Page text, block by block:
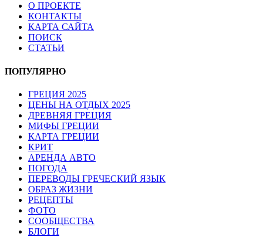
О ПРОЕКТЕ
КОНТАКТЫ
КАРТА САЙТА
ПОИСК
СТАТЬИ
ПОПУЛЯРНО
ГРЕЦИЯ 2025
ЦЕНЫ НА ОТДЫХ 2025
ДРЕВНЯЯ ГРЕЦИЯ
МИФЫ ГРЕЦИИ
КАРТА ГРЕЦИИ
КРИТ
АРЕНДА АВТО
ПОГОДА
ПЕРЕВОДЫ ГРЕЧЕСКИЙ ЯЗЫК
ОБРАЗ ЖИЗНИ
РЕЦЕПТЫ
ФОТО
СООБЩЕСТВА
БЛОГИ